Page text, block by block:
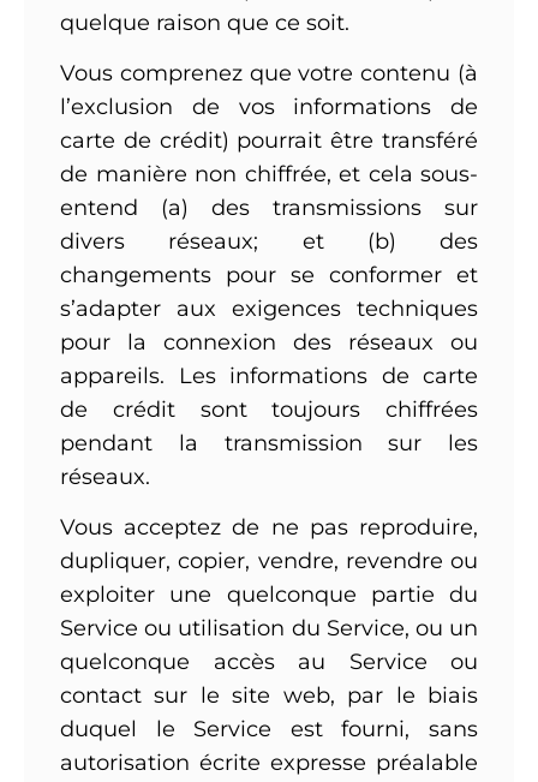
quelque raison que ce soit.
Vous comprenez que votre contenu (à
l’exclusion de vos informations de
carte de crédit) pourrait être transféré
de manière non chiffrée, et cela sous-
entend (a) des transmissions sur
divers réseaux; et (b) des
changements pour se conformer et
s’adapter aux exigences techniques
pour la connexion des réseaux ou
appareils. Les informations de carte
de crédit sont toujours chiffrées
pendant la transmission sur les
réseaux.
Vous acceptez de ne pas reproduire,
dupliquer, copier, vendre, revendre ou
exploiter une quelconque partie du
Service ou utilisation du Service, ou un
quelconque accès au Service ou
contact sur le site web, par le biais
duquel le Service est fourni, sans
autorisation écrite expresse préalable